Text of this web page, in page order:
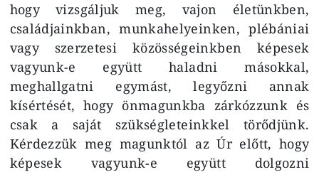
hogy vizsgáljuk meg, vajon életünkben,
családjainkban, munkahelyeinken, plébániai
vagy szerzetesi közösségeinkben képesek
vagyunk-e együtt haladni másokkal,
meghallgatni egymást, legyőzni annak
kísértését, hogy önmagunkba zárkózzunk és
csak a saját szükségleteinkkel törődjünk.
Kérdezzük meg magunktól az Úr előtt, hogy
képesek vagyunk-e együtt dolgozni